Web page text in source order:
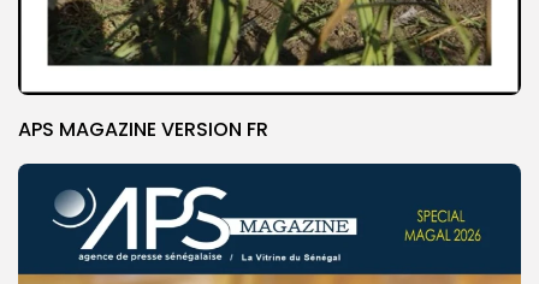
APS MAGAZINE VERSION FR